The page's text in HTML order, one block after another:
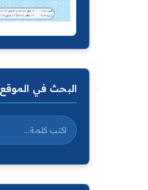
البحث في الموقع